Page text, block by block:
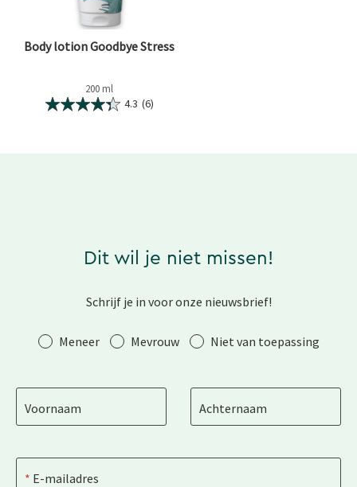
Body lotion Goodbye Stress
200 ml
4.3 (6)
Dit wil je niet missen!
Schrijf je in voor onze nieuwsbrief!
AanhefMeneer Mevrouw Niet van toepassing
Voornaam Achternaam
E-mailadres